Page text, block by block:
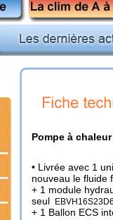
Pompe à
• Livrée avec 1
nouveau le fluide
+ 1 module
seul
+ 1 Ballon ECS